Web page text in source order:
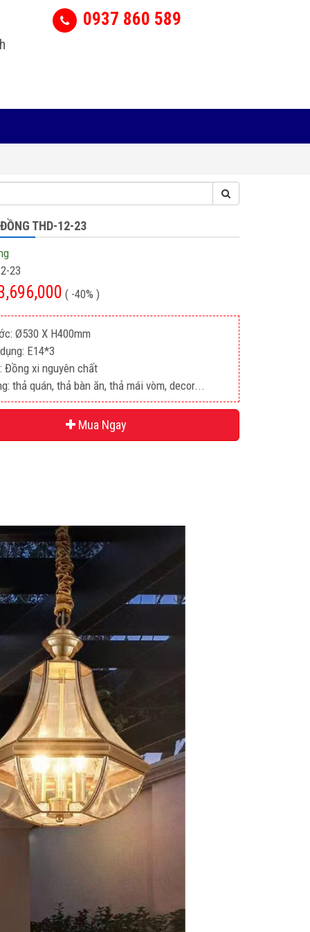
0937 860 589
THD-12-23
23
( -40% )
Ø530 X H400mm
E14*3
Đồng xi nguyên chất
thả quán, thả bàn ăn, thả mái vòm, decor...
Mua Ngay